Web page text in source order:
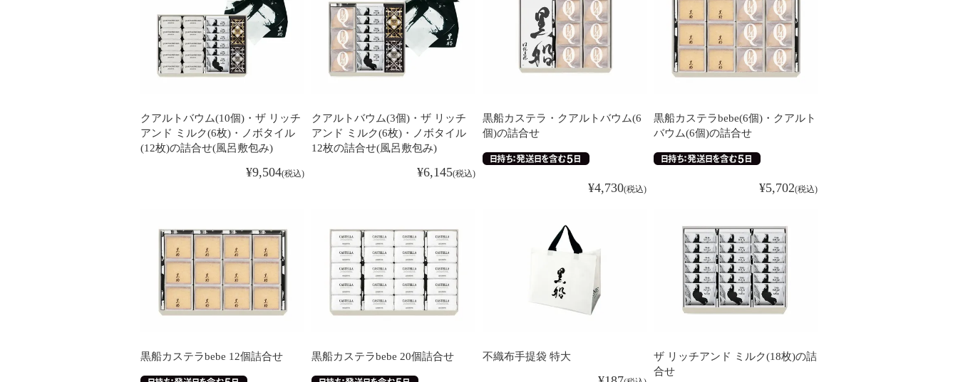
クアルトバウム(10個)・ザ リッチ
アンド ミルク(6枚)・ノボタイル
(12枚)の詰合せ(風呂敷包み)
¥9,504 税込
クアルトバウム(3個)・ザ リッチ
アンド ミルク(6枚)・ノボタイル
12枚の詰合せ(風呂敷包み)
¥6,145 税込
黒船カステラ・クアルトバウム(6
個)の詰合せ
¥4,730 税込
黒船カステラbebe(6個)・クアルト
バウム(6個)の詰合せ
¥5,702 税込
黒船カステラbebe 12個詰合せ 黒船カステラbebe 20個詰合せ 不織布手提袋 特大
ザ リッチアンド ミルク(18枚)の詰
合せ